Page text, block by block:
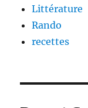
Littérature
Rando
recettes